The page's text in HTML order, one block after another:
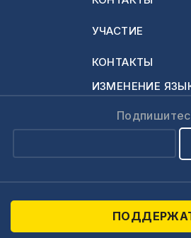
УЧАСТИЕ
КОНТАКТЫ
ИЗМЕНЕНИЕ